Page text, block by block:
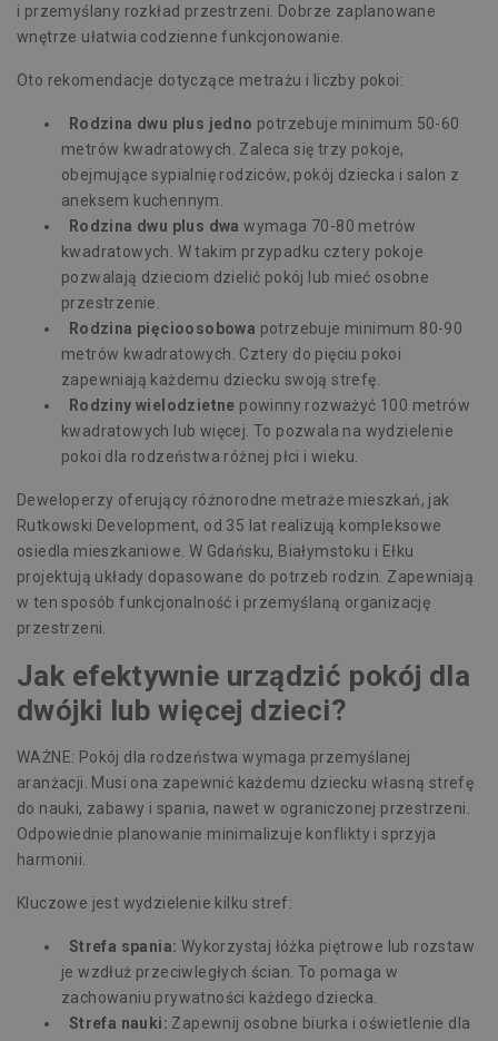
i przemyślany rozkład przestrzeni. Dobrze zaplanowane
wnętrze ułatwia codzienne funkcjonowanie.
Oto rekomendacje dotyczące metrażu i liczby pokoi:
Rodzina dwu plus jedno potrzebuje minimum 50-60
metrów kwadratowych. Zaleca się trzy pokoje,
obejmujące sypialnię rodziców, pokój dziecka i salon z
aneksem kuchennym
Rodzina dwu plus dwa wymaga 70-80 metrów
kwadratowych. W takim przypadku cztery pokoje
pozwalają dzieciom dzielić pokój lub mieć osobne
przestrzenie.
Rodzina pięcioosobowa potrzebuje minimum 80-90
metrów kwadratowych. Cztery do pięciu pokoi
zapewniają każdemu dziecku swoją strefę.
Rodziny wielodzietne powinny rozważyć 100 metrów
kwadratowych lub więcej. To pozwala na wydzielenie
pokoi dla rodzeństwa różnej płci i wieku.
Deweloperzy oferujący różnorodne metraże mieszkań, jak
Rutkowski Development, od 35 lat realizują kompleksowe
osiedla mieszkaniowe. W Gdańsku, Białymstoku i Ełku
projektują układy dopasowane do potrzeb rodzin. Zapewniają
w ten sposób funkcjonalność i przemyślaną organizację
przestrzeni.
Jak efektywnie urządzić pokój dla
dwójki lub więcej dzieci?
WAŻNE: Pokój dla rodzeństwa wymaga przemyślanej
aranżacji. Musi ona zapewnić każdemu dziecku własną strefę
do nauki, zabawy i spania, nawet w ograniczonej przestrzeni.
Odpowiednie planowanie minimalizuje konflikty i sprzyja
harmonii.
Kluczowe jest wydzielenie kilku stref:
Strefa spania: Wykorzystaj łóżka piętrowe lub rozstaw
je wzdłuż przeciwległych ścian. To pomaga w
zachowaniu prywatności każdego dziecka.
Strefa nauki: Zapewnij osobne biurka i oświetlenie dla